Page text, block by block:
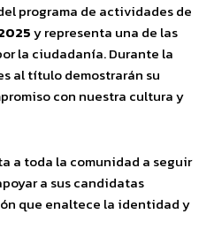
programa de actividades de
y representa una de las
la ciudadanía. Durante la
al título demostrarán su
con nuestra cultura y
a toda la comunidad a seguir
a sus candidatas
que enaltece la identidad y